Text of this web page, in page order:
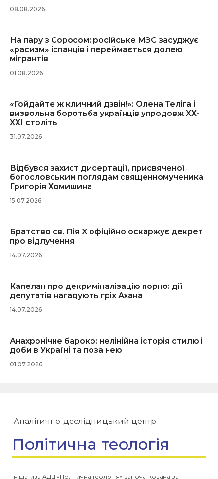
08.08.2026
На пару з Соросом: російське МЗС засуджує
«расизм» іспанців і переймається долею
мігрантів
01.08.2026
«Гойдайте ж кличний дзвін!»: Олена Теліга і
визвольна боротьба українців упродовж ХХ-
ХХІ століть
31.07.2026
Відбувся захист дисертації, присвяченої
богословським поглядам священномученика
Григорія Хомишина
15.07.2026
Братство св. Пія X офіційно оскаржує декрет
про відлучення
14.07.2026
Капелан про декриміналізацію порно: дії
депутатів нагадують гріх Ахана
14.07.2026
Анахронічне бароко: нелінійна історія стилю і
доби в Україні та поза нею
01.07.2026
Аналітично-дослідницький центр
Політична теологія
Ініціатива АДЦ «Політична теологія» започаткована за